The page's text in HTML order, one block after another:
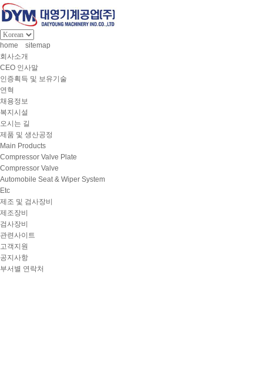
home
sitemap
회사소개
CEO 인사말
인증획득 및 보유기술
연혁
채용정보
복지시설
오시는 길
제품 및 생산공정
Main Products
Compressor Valve Plate
Compressor Valve
Automobile Seat & Wiper System
Etc
제조 및 검사장비
제조장비
검사장비
관련사이트
고객지원
공지사항
부서별 연락처